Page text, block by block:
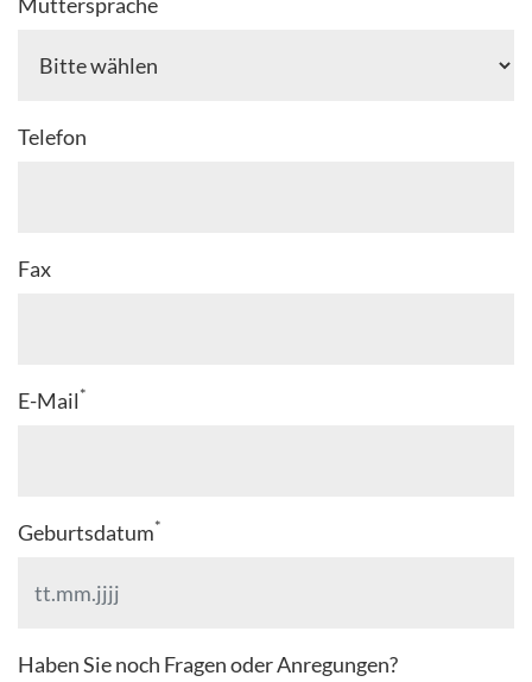
Telefon
Fax
E-Mail*
Geburtsdatum*
Haben Sie noch Fragen oder Anregungen?